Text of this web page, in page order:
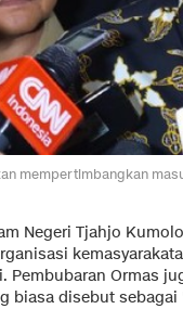
mempertimbangkan
Negeri Tjahjo
Ormas
biasa disebut